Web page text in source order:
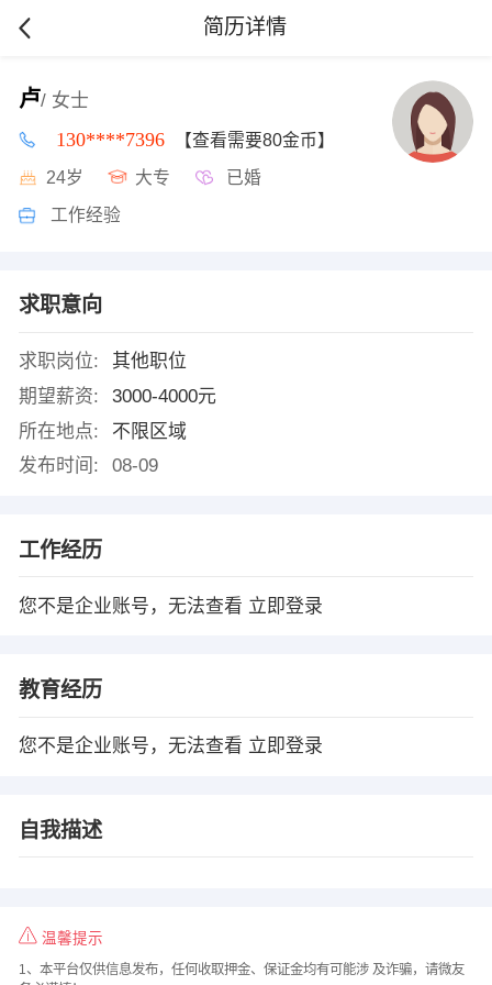
简历详情
卢/ 女士
130****7396 【查看需要80金币】
24岁 大专 已婚
工作经验
求职意向
求职岗位:
其他职位
期望薪资:
3000-4000元
所在地点:
不限区域
发布时间:
08-09
工作经历
您不是企业账号，无法查看 立即登录
教育经历
您不是企业账号，无法查看 立即登录
自我描述
温馨提示
1、本平台仅供信息发布，任何收取押金、保证金均有可能涉 及诈骗，请微友